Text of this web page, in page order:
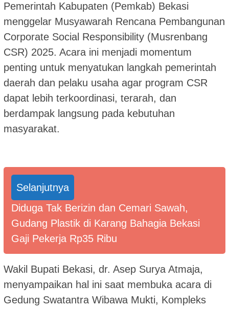
Pemerintah Kabupaten (Pemkab) Bekasi
menggelar Musyawarah Rencana Pembangunan
Corporate Social Responsibility (Musrenbang
CSR) 2025. Acara ini menjadi momentum
penting untuk menyatukan langkah pemerintah
daerah dan pelaku usaha agar program CSR
dapat lebih terkoordinasi, terarah, dan
berdampak langsung pada kebutuhan
masyarakat.
Selanjutnya
Diduga Tak Berizin dan Cemari Sawah,
Gudang Plastik di Karang Bahagia Bekasi
Gaji Pekerja Rp35 Ribu
Wakil Bupati Bekasi, dr. Asep Surya Atmaja,
menyampaikan hal ini saat membuka acara di
Gedung Swatantra Wibawa Mukti, Kompleks